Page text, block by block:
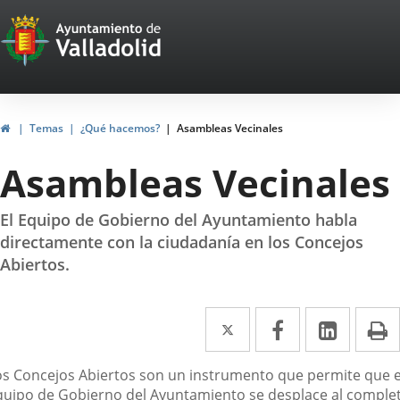
Portal
Web
del
Ayuntamiento
de
Valladolid
InicioTemas ¿Qué hacemos? Asambleas Vecinales
Asambleas Vecinales
El Equipo de Gobierno del Ayuntamiento habla
directamente con la ciudadanía en los Concejos
Abiertos.
Twitter
Enlace
a
una
Facebook
Enlace
a
una
Enlace
a
una
Concejos Abiertos son un instrumento que permite que
de Gobierno del Ayuntamiento se desplace al